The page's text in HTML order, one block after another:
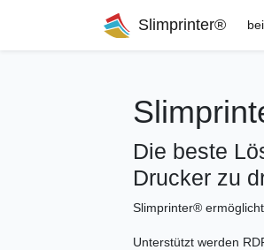
Slimprinter®
Die beste
Drucker zu
Slimprinter®
Unterstützt werden